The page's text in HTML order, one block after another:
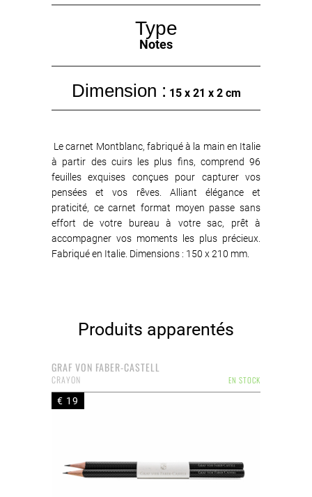
Type
Notes
Dimension : 15 x 21 x 2 cm
Le carnet Montblanc, fabriqué à la main en Italie
à partir des cuirs les plus fins, comprend 96
feuilles exquises conçues pour capturer vos
pensées et vos rêves. Alliant élégance et
praticité, ce carnet format moyen passe sans
effort de votre bureau à votre sac, prêt à
accompagner vos moments les plus précieux.
Fabriqué en Italie. Dimensions : 150 x 210 mm.
Produits apparentés
GRAF VON FABER-CASTELL
EN STOCK
CRAYON
€ 19